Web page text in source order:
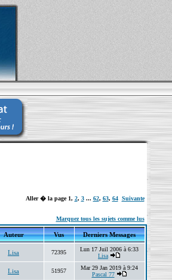
Aller � la page 1, 2, 3... 62, 63, 64 Suivante
Marquez tous les sujets comme lus
Auteur Vus Derniers Messages
Lisa 72395
Lun 17 Juil 2006 à 6:33
Lisa
Lisa 51957
Mar 29 Jan 2019 à 9:24
Pascal 77